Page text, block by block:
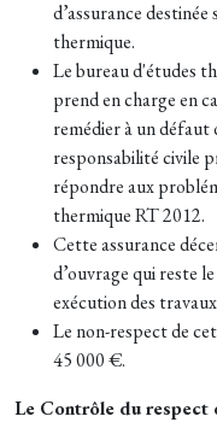
d’assurance
thermique.
Le bureau d'études
prend en charge en
remédier à un
responsabilité civile
répondre aux
thermique RT 2012.
Cette assurance
d’ouvrage qui reste
exécution des
Le non-respect de
45 000 €.
Le Contrôle du respect